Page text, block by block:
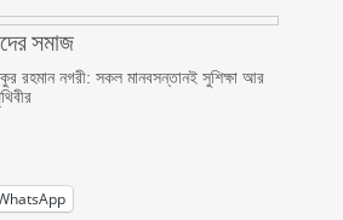
সমাজ
নগরী: সকল মানবসন্তানই সুশিক্ষা আর